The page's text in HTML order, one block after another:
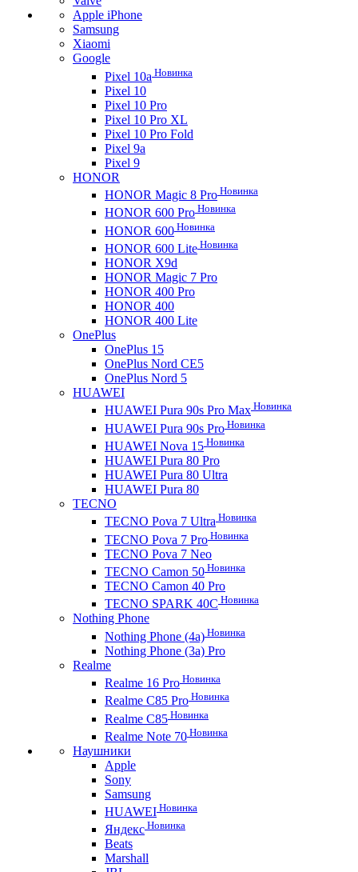
Apple iPhone
Samsung
Xiaomi
Google
Pixel 10a Новинка
Pixel 10
Pixel 10 Pro
Pixel 10 Pro XL
Pixel 10 Pro Fold
Pixel 9a
Pixel 9
HONOR
HONOR Magic 8 Pro Новинка
HONOR 600 Pro Новинка
HONOR 600 Новинка
HONOR 600 Lite Новинка
HONOR X9d
HONOR Magic 7 Pro
HONOR 400 Pro
HONOR 400
HONOR 400 Lite
OnePlus
OnePlus 15
OnePlus Nord CE5
OnePlus Nord 5
HUAWEI
HUAWEI Pura 90s Pro Max Новинка
HUAWEI Pura 90s Pro Новинка
HUAWEI Nova 15 Новинка
HUAWEI Pura 80 Pro
HUAWEI Pura 80 Ultra
HUAWEI Pura 80
TECNO
TECNO Pova 7 Ultra Новинка
TECNO Pova 7 Pro Новинка
TECNO Pova 7 Neo
TECNO Camon 50 Новинка
TECNO Camon 40 Pro
TECNO SPARK 40C Новинка
Nothing Phone
Nothing Phone (4a) Новинка
Nothing Phone (3a) Pro
Realme
Realme 16 Pro Новинка
Realme C85 Pro Новинка
Realme C85 Новинка
Realme Note 70 Новинка
Наушники
Apple
Sony
Samsung
HUAWEI Новинка
Яндекс Новинка
Beats
Marshall